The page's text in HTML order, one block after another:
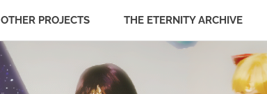
OTHER PROJECTS THE ETERNITY ARCHIVE